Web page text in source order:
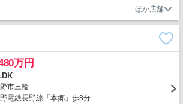
万円
市三輪
電鉄長野線「本郷」歩8分